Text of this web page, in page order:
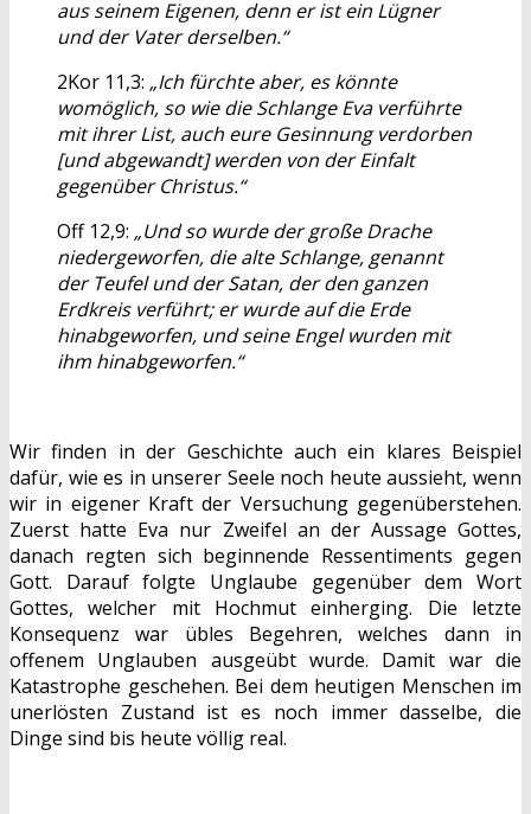
aus seinem Eigenen, denn er ist ein Lügner
und der Vater derselben.“
2Kor 11,3: „Ich fürchte aber, es könnte
womöglich, so wie die Schlange Eva verführte
mit ihrer List, auch eure Gesinnung verdorben
[und abgewandt] werden von der Einfalt
gegenüber Christus.“
Off 12,9: „Und so wurde der große Drache
niedergeworfen, die alte Schlange, genannt
der Teufel und der Satan, der den ganzen
Erdkreis verführt; er wurde auf die Erde
hinabgeworfen, und seine Engel wurden mit
ihm hinabgeworfen.“
Wir finden in der Geschichte auch ein klares Beispiel
dafür, wie es in unserer Seele noch heute aussieht, wenn
wir in eigener Kraft der Versuchung gegenüberstehen.
Zuerst hatte Eva nur Zweifel an der Aussage Gottes,
danach regten sich beginnende Ressentiments gegen
Gott. Darauf folgte Unglaube gegenüber dem Wort
Gottes, welcher mit Hochmut einherging. Die letzte
Konsequenz war übles Begehren, welches dann in
offenem Unglauben ausgeübt wurde. Damit war die
Katastrophe geschehen. Bei dem heutigen Menschen im
unerlösten Zustand ist es noch immer dasselbe, die
Dinge sind bis heute völlig real.